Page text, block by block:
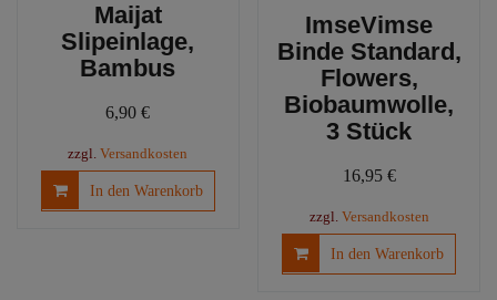
Maijat
Slipeinlage,
Bambus
6,90€
zzgl.Versandkosten
In den Warenkorb
ImseVimse
Binde Standard,
Flowers,
Biobaumwolle,
3 Stück
16,95 €
zzgl. Versandkosten
In den Warenkorb